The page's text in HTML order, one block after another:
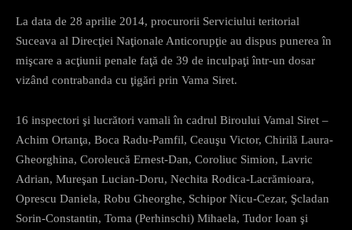
La data de 28 aprilie 2014, procurorii Serviciului teritorial
Suceava al Direcţiei Naţionale Anticorupţie au dispus punerea în
mişcare a acţiunii penale faţă de 39 de inculpaţi într-un dosar
vizând contrabanda cu ţigări prin Vama Siret.
16 inspectori şi lucrători vamali în cadrul Biroului Vamal Siret –
Achim Ortanţa, Boca Radu-Pamfil, Ceauşu Victor, Chirilă Laura-
Gheorghina, Coroleucă Ernest-Dan, Coroliuc Simion, Lavric
Adrian, Mureşan Lucian-Doru, Nechita Rodica-Lacrămioara,
Oprescu Daniela, Robu Gheorghe, Schipor Nicu-Cezar, Şcladan
Sorin-Constantin, Toma (Perhinschi) Mihaela, Tudor Ioan şi